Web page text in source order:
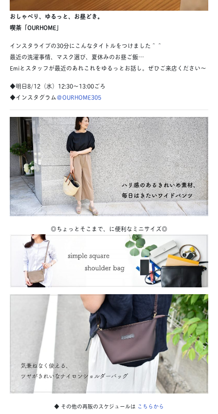
おしゃべり、ゆるっと、お昼どき。
喫茶「OURHOME」
インスタライブの30分にこんなタイトルをつけました＾＾
最近の洗濯事情、マスク選び、夏休みのお昼ご飯…
Emiとスタッフが最近のあれこれをゆるっとお話し。ぜひご来店ください〜
◆明日8/12（水）12:30〜13:00ごろ
◆インスタグラム＠OURHOME305
◎ちょっとそこまで、に便利なミニサイズ◎
◆ その他の再販のスケジュールは こちらから